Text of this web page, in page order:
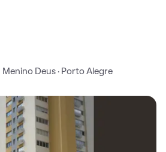
Deus · Porto Alegre